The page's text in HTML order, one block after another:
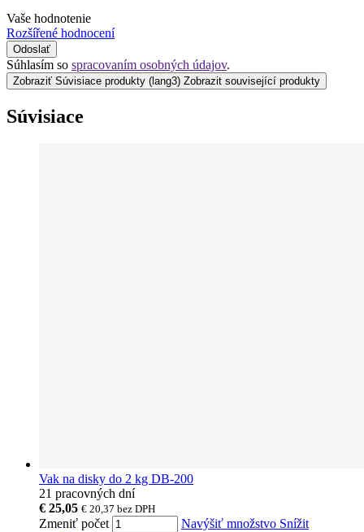
Vaše hodnotenie
Rozšířené hodnocení
Odoslať
Súhlasím so spracovaním osobných údajov.
Zobraziť Súvisiace produkty (lang3) Zobrazit související produkty
Súvisiace
Vak na disky do 2 kg DB-200
21 pracovných dní
€ 25,05 € 20,37 bez DPH
Zmeniť počet Navýšiť množstvo Snížit